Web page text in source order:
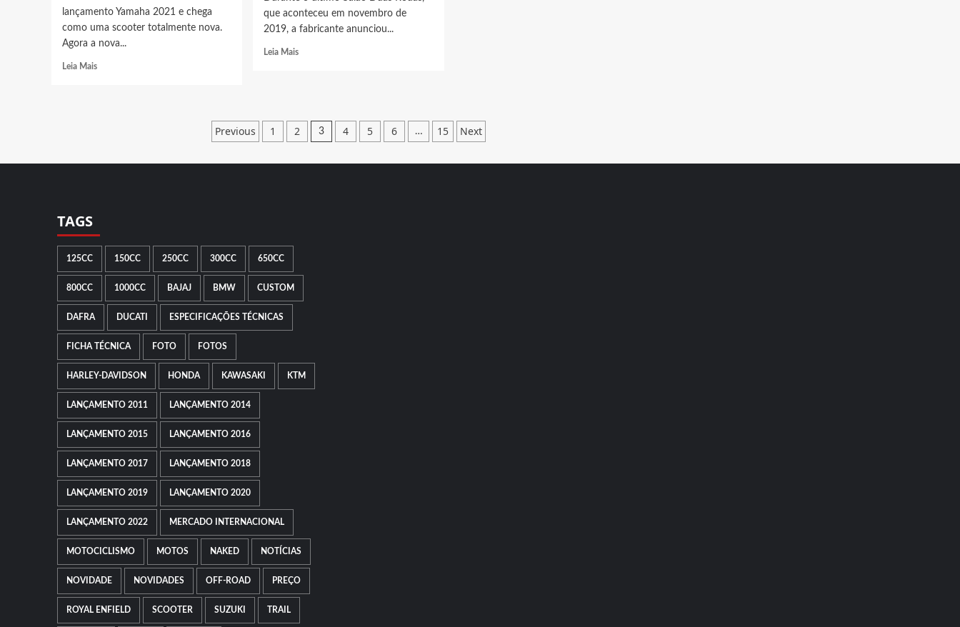
lançamento Yamaha 2021 e chega
como uma scooter totalmente nova.
Agora a nova...
Leia MaisRead
mudou
que aconteceu em novembro de
2019, a fabricante anunciou...
Leia MaisRead
mundo?
Nova
Paginação
Previous 1 2 3 4 5 6 … 15 Next
TAGS
125CC 150CC 250CC 300CC 650CC
800CC 1000CC BAJAJ BMW CUSTOM
DAFRA DUCATI ESPECIFICAÇÕES TÉCNICAS
FICHA TÉCNICA FOTO FOTOS
HARLEY-DAVIDSON HONDA KAWASAKI KTM
LANÇAMENTO 2011 LANÇAMENTO 2014
LANÇAMENTO 2015 LANÇAMENTO 2016
LANÇAMENTO 2017 LANÇAMENTO 2018
LANÇAMENTO 2019 LANÇAMENTO 2020
LANÇAMENTO 2022 MERCADO INTERNACIONAL
MOTOCICLISMO MOTOS NAKED NOTÍCIAS
NOVIDADE NOVIDADES OFF-ROAD PREÇO
ROYAL ENFIELD SCOOTER SUZUKI TRAIL